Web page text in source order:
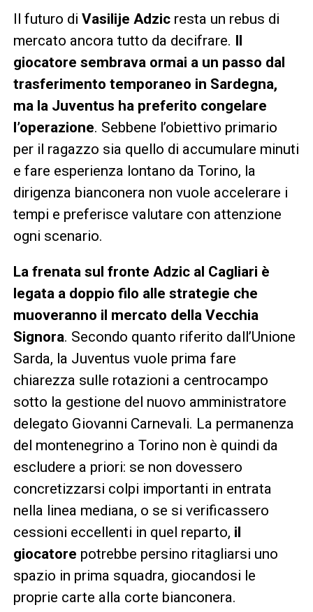
Il futuro di Vasilije Adzicresta un rebus di
mercato ancora tutto da decifrare. Il
giocatore sembrava ormai a un passo dal
trasferimento temporaneo in Sardegna,
ma la Juventus ha preferito congelare
l’operazione. Sebbene l’obiettivo primario
per il ragazzo sia quello di accumulare minuti
e fare esperienza lontano da Torino, la
dirigenza bianconera non vuole accelerare i
tempi e preferisce valutare con attenzione
ogni scenario.
La frenata sul fronte Adzic al Cagliari è
legata a doppio filo alle strategie che
muoveranno il mercato della Vecchia
Signora. Secondo quanto riferito dall’Unione
Sarda, la Juventus vuole prima fare
chiarezza sulle rotazioni a centrocampo
sotto la gestione del nuovo amministratore
delegato Giovanni Carnevali. La permanenza
del montenegrino a Torino non è quindi da
escludere a priori: se non dovessero
concretizzarsi colpi importanti in entrata
nella linea mediana, o se si verificassero
cessioni eccellenti in quel reparto, il
giocatore potrebbe persino ritagliarsi uno
spazio in prima squadra, giocandosi le
proprie carte alla corte bianconera.